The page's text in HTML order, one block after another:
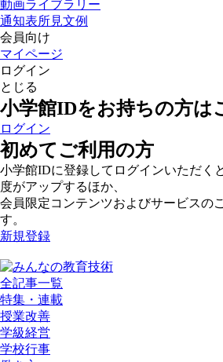
動画ライブラリー
通知表所見文例
会員向け
マイページ
ログイン
とじる
小学館IDをお持ちの方は
ログイン
初めてご利用の方
小学館IDに登録してログインいただく
度がアップするほか、
会員限定コンテンツおよびサービスの
す。
新規登録
全記事一覧
特集・連載
授業改善
学級経営
学校行事